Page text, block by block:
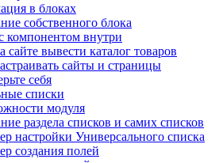
в блоках
собственного блока
компонентом внутри
сайте вывести каталог товаров
сайты и страницы
себя
списки
модуля
раздела списков и самих списков
настройки Универсального списка
создания полей